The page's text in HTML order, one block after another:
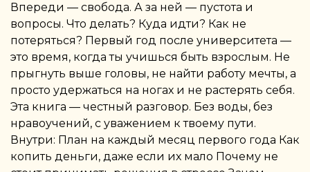
Впереди — свобода. А за ней — пустота и
вопросы. Что делать? Куда идти? Как не
потеряться? Первый год после университета —
это время, когда ты учишься быть взрослым. Не
прыгнуть выше головы, не найти работу мечты, а
просто удержаться на ногах и не растерять себя.
Эта книга — честный разговор. Без воды, без
нравоучений, с уважением к твоему пути.
Внутри: План на каждый месяц первого года Как
копить деньги, даже если их мало Почему не